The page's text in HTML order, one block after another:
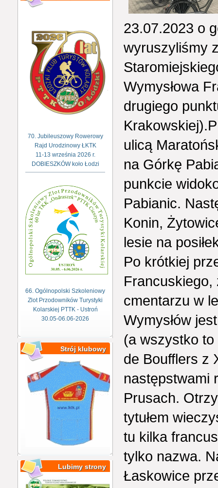
70. Jubileuszowy Rowerowy
Rajd Urodzinowy ŁKTK
11-13 września 2026 r.
DOBIESZKÓW koło Łodzi
66. Ogólnopolski Szkoleniowy
Zlot Przodowników Turystyki
Kolarskiej PTTK - Ustroń
30.05-06.06-2026
Strój klubowy
Lubimy strony
23.07.2023 o
wyruszyliśmy
Wymysłowa
drugiego
ulicą
na Górkę
punkcie
Pabianic.
Konin,
lesie na
Po krótkiej
Francuskiego,
cmentarzu w
Wymysłów
(a wszystko to
de Boufflers z
następstwami
Prusach.
tytułem
tu kilka
tylko nazwa.
Łaskowice